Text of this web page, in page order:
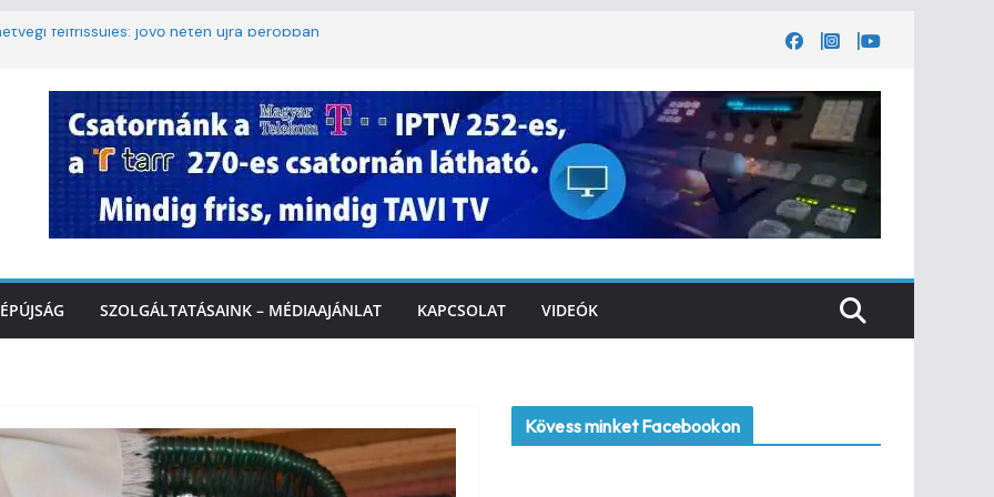
felfrissülés: jövő héten újra berobban
A 3. kerület TVE csapatát fogadta a
a tűzoltók dolgát Marcalinál
közlekedésért, elektromos
SZOLGÁLTATÁSAINK – MÉDIAAJÁNLAT KAPCSOLAT VIDEÓK
Kövess minket Facebookon